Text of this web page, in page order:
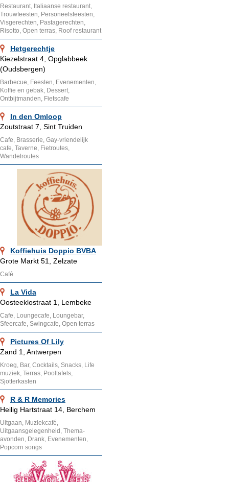
Restaurant, Italiaanse restaurant,
Trouwfeesten, Personeelsfeesten,
Visgerechten, Pastagerechten,
Risotto, Open terras, Roof restaurant
Hetgerechtje
Kiezelstraat 4, Opglabbeek
(Oudsbergen)
Barbecue, Feesten, Evenementen,
Koffie en gebak, Dessert,
Ontbijtmanden, Fietscafe
In den Omloop
Zoutstraat 7, Sint Truiden
Cafe, Brasserie, Gay-vriendelijk
cafe, Taverne, Fietroutes,
Wandelroutes
Koffiehuis Doppio BVBA
Grote Markt 51, Zelzate
Café
La Vida
Oosteeklostraat 1, Lembeke
Cafe, Loungecafe, Loungebar,
Sfeercafe, Swingcafe, Open terras
Pictures Of Lily
Zand 1, Antwerpen
Kroeg, Bar, Cocktails, Snacks, Life
muziek, Terras, Pooltafels,
Sjotterkasten
R & R Memories
Heilig Hartstraat 14, Berchem
Uitgaan, Muziekcafé,
Uitgaansgelegenheid, Thema-
avonden, Drank, Evenementen,
Popcorn songs